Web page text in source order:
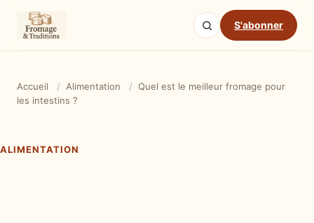
S'abonner
Accueil / Alimentation / Quel est le meilleur fromage pour
les intestins ?
ALIMENTATION